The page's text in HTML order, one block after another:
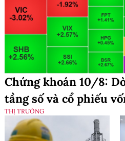
Chứng khoán 10/8:
tầng số và cổ phiếu
THỊ TRƯỜNG